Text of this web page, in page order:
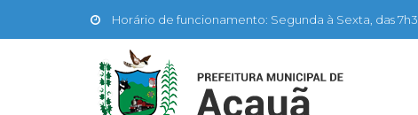
Horário de funcionamento: Segunda à Sexta, das